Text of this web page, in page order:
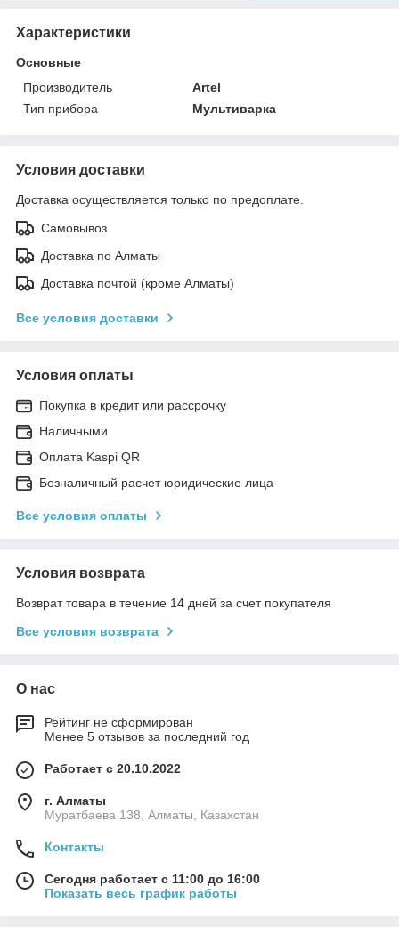
Характеристики
Основные
Производитель
Artel
Тип прибора
Мультиварка
Условия доставки
Доставка осуществляется только по предоплате.
Самовывоз
Доставка по Алматы
Доставка почтой (кроме Алматы)
Все условия доставки
Условия оплаты
Покупка в кредит или рассрочку
Наличными
Оплата Kaspi QR
Безналичный расчет юридические лица
Все условия оплаты
Условия возврата
Возврат товара в течение 14 дней за счет покупателя
Все условия возврата
О нас
Рейтинг не сформирован
Менее 5 отзывов за последний год
Работает с 20.10.2022
г. Алматы
Муратбаева 138, Алматы, Казахстан
Контакты
Сегодня работает с 11:00 до 16:00
Показать весь график работы